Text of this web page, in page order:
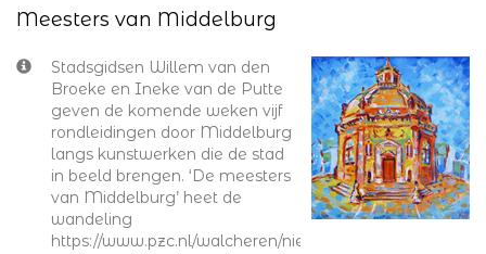
Meesters van Middelburg
Stadsgidsen Willem van den
Broeke en Ineke van de Putte
geven de komende weken vijf
rondleidingen door Middelburg
langs kunstwerken die de stad
in beeld brengen. ‘De meesters
van Middelburg’ heet de
wandeling
https://www.pzc.nl/walcheren/nieuwe-